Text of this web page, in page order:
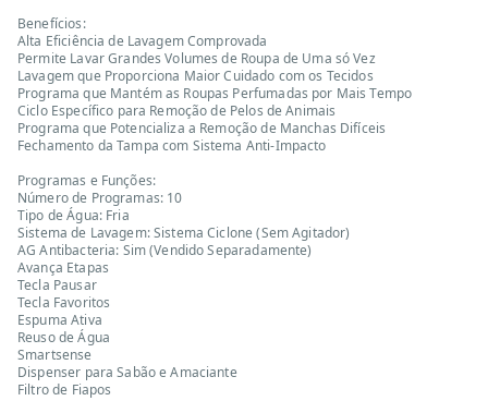
Benefícios:
Alta Eficiência de Lavagem Comprovada
Permite Lavar Grandes Volumes de Roupa de Uma só Vez
Lavagem que Proporciona Maior Cuidado com os Tecidos
Programa que Mantém as Roupas Perfumadas por Mais Tempo
Ciclo Específico para Remoção de Pelos de Animais
Programa que Potencializa a Remoção de Manchas Difíceis
Fechamento da Tampa com Sistema Anti-Impacto
Programas e Funções:
Número de Programas: 10
Tipo de Água: Fria
Sistema de Lavagem: Sistema Ciclone (Sem Agitador)
AG Antibacteria: Sim (Vendido Separadamente)
Avança Etapas
Tecla Pausar
Tecla Favoritos
Espuma Ativa
Reuso de Água
Smartsense
Dispenser para Sabão e Amaciante
Filtro de Fiapos